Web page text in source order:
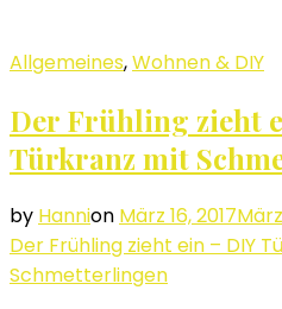
Allgemeines,Wohnen & DIY
Der Frühling zieht
Türkranz mit
by Hannion März 16, 2017
Der Frühling zieht ein – DIY
Schmetterlingen